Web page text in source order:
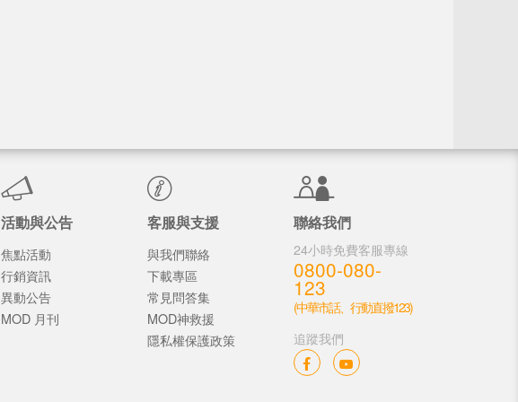
活動與公告
焦點活動
行銷資訊
異動公告
MOD 月刊
客服與支援
與我們聯絡
下載專區
常見問答集
MOD神救援
隱私權保護政策
聯絡我們
24小時免費客服專線
0800-080-
123
(中華市話、行動直撥123)
追蹤我們